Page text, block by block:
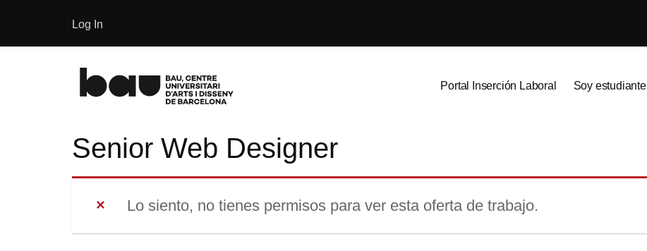
Log In
Portal Inserción Laboral Soy estudiante
Senior Web Designer
Lo siento, no tienes permisos para ver esta oferta de trabajo.